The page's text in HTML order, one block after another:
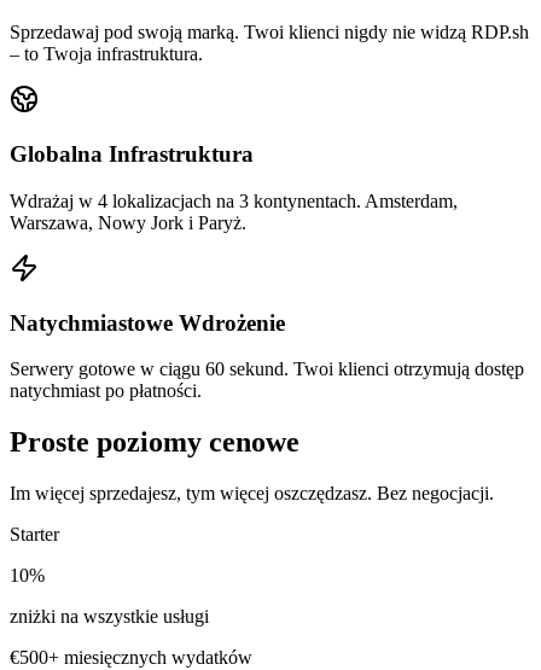
Sprzedawaj pod swoją marką. Twoi klienci nigdy nie widzą RDP.sh
– to Twoja infrastruktura.
Globalna Infrastruktura
Wdrażaj w 4 lokalizacjach na 3 kontynentach. Amsterdam,
Warszawa, Nowy Jork i Paryż.
Natychmiastowe Wdrożenie
Serwery gotowe w ciągu 60 sekund. Twoi klienci otrzymują dostęp
natychmiast po płatności.
Proste poziomy cenowe
Im więcej sprzedajesz, tym więcej oszczędzasz. Bez negocjacji.
Starter
10%
zniżki na wszystkie usługi
€500+ miesięcznych wydatków